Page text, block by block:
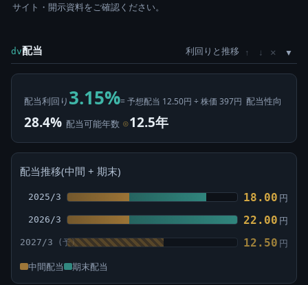
サイト・開示資料をご確認ください。
dv配当 利回りと推移 ↑ ↓ ×
配当利回り 3.15%= 予想配当 12.50円 ÷ 株価 397円 配当性向
28.4% 配当可能年数 ⊙12.5年
配当推移(中間 + 期末)
2025/3 18.00 円
2026/3 22.00 円
2027/3 12.50 円
中間配当 期末配当